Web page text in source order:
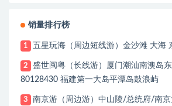
销量排行榜
1 五星玩海（周边短线游）金沙滩 大海
2
盛世闽粤（长线游）厦门潮汕南澳岛
80128430 福建第一大岛平潭岛鼓浪屿
3
南京游（周边游）中山陵/总统府/南